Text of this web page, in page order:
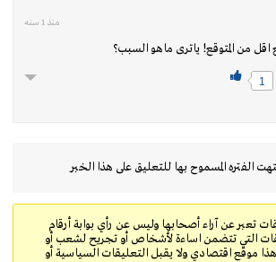
منذ 1 سنه
اقل من المتوقع! ياترى ماهو السبب؟
1
الفتره المسموح بها للتعليق على هذا الخبر
تعبر عن آراء أصحابها وليس عن رأي بوابة أرقام
التي تتضمن اساءة لأشخاص أو تجريح لشعب أو
هذا موقع اقتصادي ولا يقبل التعليقات السياسية أو